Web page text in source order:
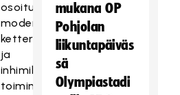
osoitus
modernista,
ketterästä
ja
inhimillisestä
toimintatavasta,
mukana OP
Pohjolan
liikuntapäiväs
sä
Olympiastadi